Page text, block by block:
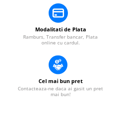
Modalitati de Plata
Ramburs, Transfer bancar, Plata
online cu cardul.
Cel mai bun pret
Contacteaza-ne daca ai gasit un pret
mai bun!